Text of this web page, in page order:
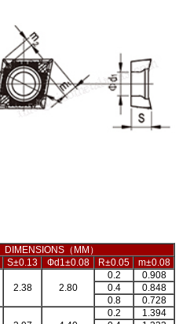
DIMENSIONS（MM）
S±0.13 Фd1±0.08 R±0.05 m±0.08
2.38 2.80
0.2
0.908
0.4
0.848
0.8
0.728
0.2
1.394